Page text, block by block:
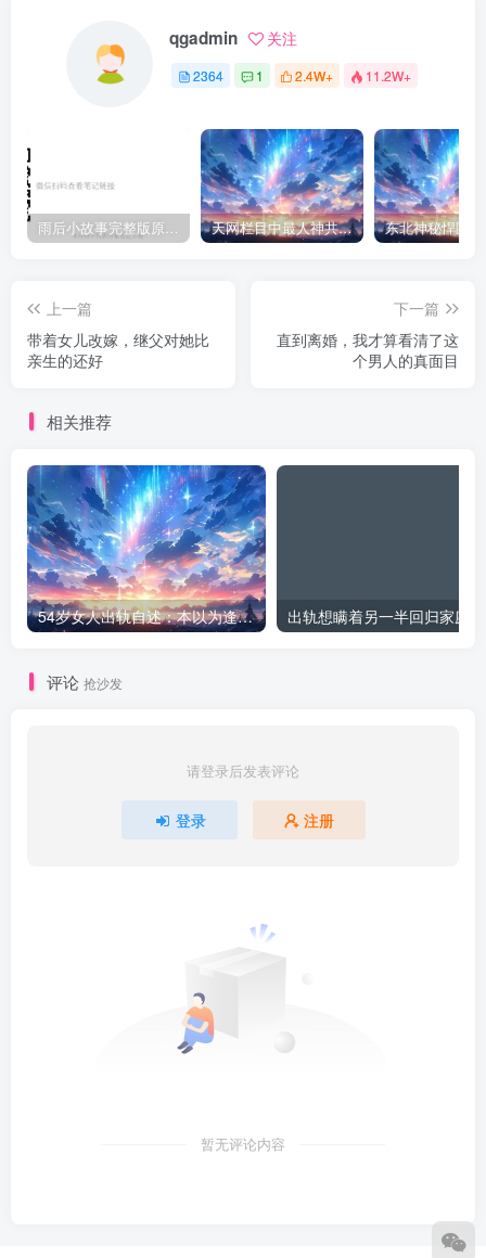
qgadmin 关注
2364 1 2.4W+ 11.2W+
雨后小故事完整版原片动态图（图+文字解说版） 天网栏目中最人神共愤的一期《消失的夫妻》
上一篇
带着女儿改嫁，继父对她比
亲生的还好
下一篇
直到离婚，我才算看清了这
个男人的真面目
相关推荐
54岁女人出轨自述：本以为逢场作戏
评论 抢沙发
请登录后发表评论
登录 注册
暂无评论内容